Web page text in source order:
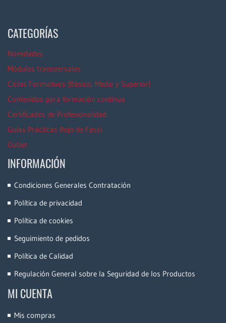
CATEGORÍAS
Novedades
Módulos transversales
Ciclos Formativos (Básico, Medio y Superior)
Contenidos para formación continua
Certificados de Profesionalidad
Guías Prácticas Rojo de Fassi
Outlet
INFORMACIÓN
Condiciones Generales Contratación
Política de privacidad
Política de cookies
Seguimiento de pedidos
Política de Calidad
Regulación General sobre la Seguridad de los Productos
MI CUENTA
Mis compras